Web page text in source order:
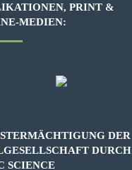
PRINT &
MEDIEN:
DER
DURCH
SCIENCE